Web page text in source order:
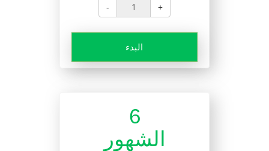
- +
البدء
6
الشهور